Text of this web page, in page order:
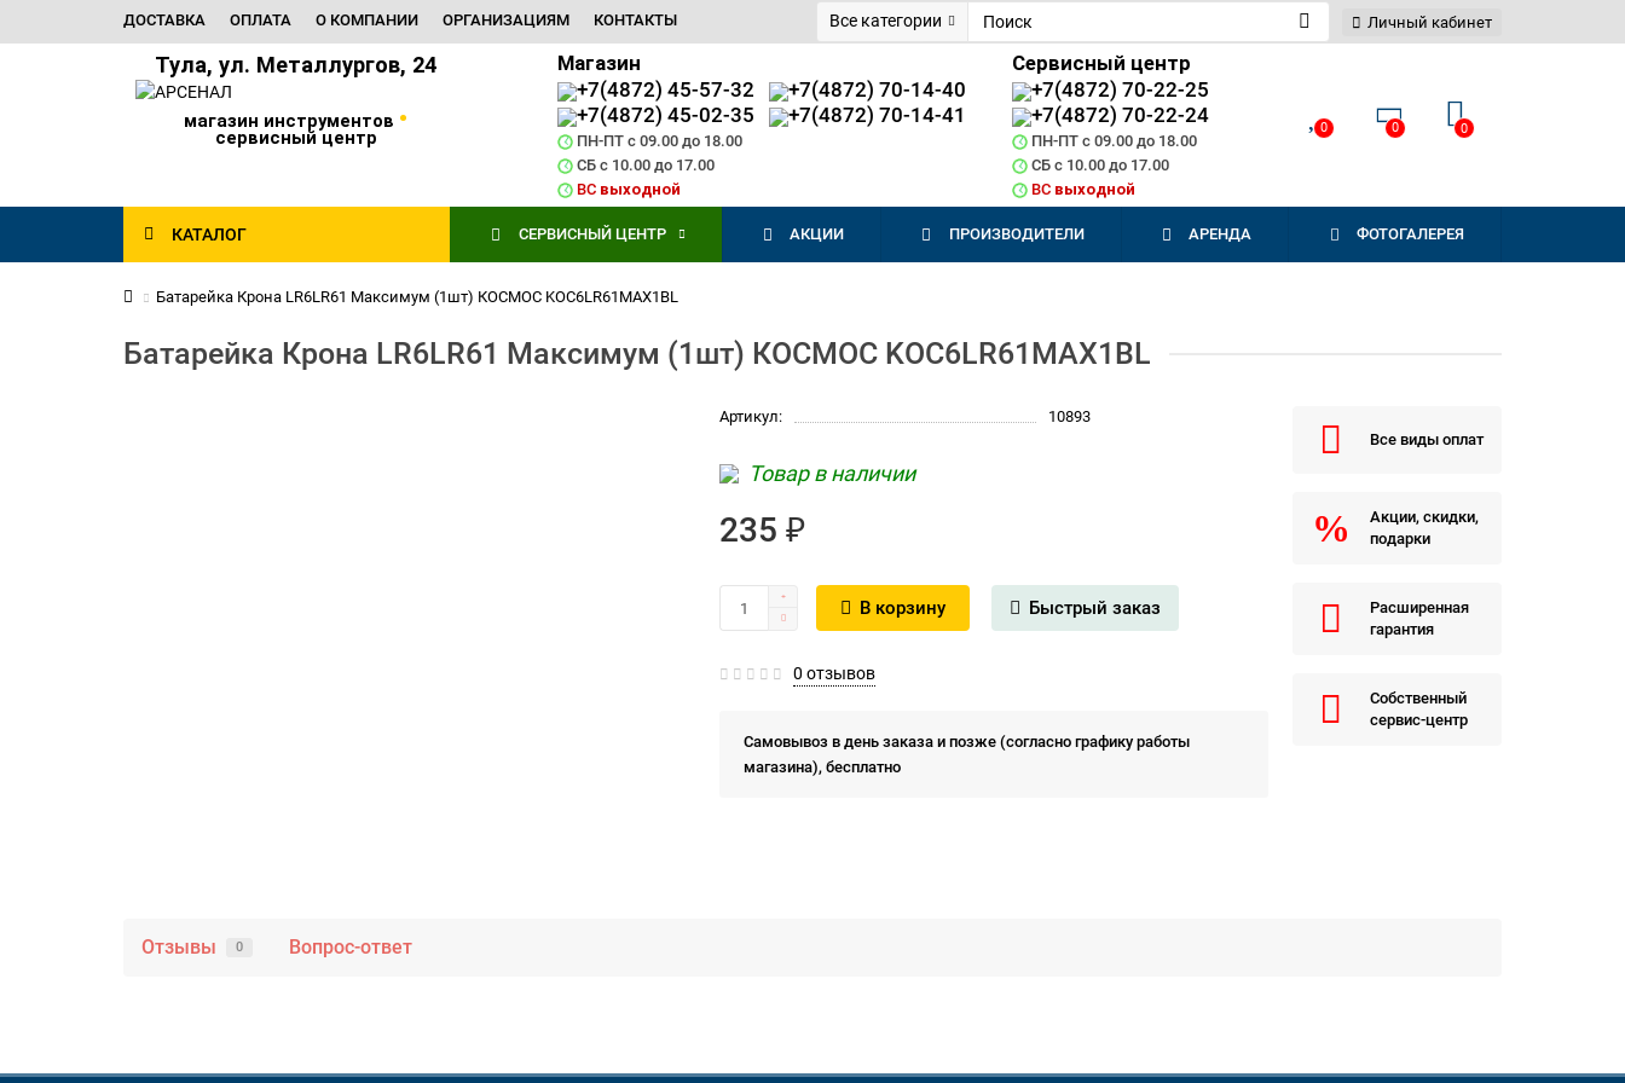
ДОСТАВКА ОПЛАТА О КОМПАНИИ ОРГАНИЗАЦИЯМ КОНТАКТЫ Все категории Личный кабинет
Тула, ул. Металлургов, 24
магазин инструментов •
сервисный центр
Магазин
+7(4872) 45-57-32
+7(4872) 70-14-40
+7(4872) 45-02-35
+7(4872) 70-14-41
ПН-ПТ с 09.00 до 18.00
СБ с 10.00 до 17.00
ВС выходной
Сервисный центр
+7(4872) 70-22-25
+7(4872) 70-22-24
ПН-ПТ с 09.00 до 18.00
СБ с 10.00 до 17.00
ВС выходной
0 0 0
КАТАЛОГ СЕРВИСНЫЙ ЦЕНТР АКЦИИ ПРОИЗВОДИТЕЛИ АРЕНДА ФОТОГАЛЕРЕЯ
Батарейка Крона LR6LR61 Максимум (1шт) КОСМОС KOC6LR61MAX1BL
Батарейка Крона LR6LR61 Максимум (1шт) КОСМОС KOC6LR61MAX1BL
Артикул: 10893
Товар в наличии
235 ₽
В корзину Быстрый заказ
0 отзывов
Самовывоз в день заказа и позже (согласно графику работы
магазина), бесплатно
Все виды оплат
Акции, скидки,
подарки
Расширенная
гарантия
Собственный
сервис-центр
Отзывы 0 Вопрос-ответ